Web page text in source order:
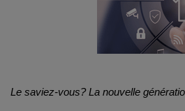
Le saviez-vous? La nouvelle